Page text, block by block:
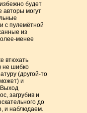
будет
авторы могут
с пулемётной
из
менее
втюхать
не шибко
(другой-то
и
загрубив и
до
и наблюдаем.